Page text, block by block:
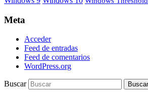
Meta
Acceder
Feed de entradas
Feed de comentarios
WordPress.org
Buscar